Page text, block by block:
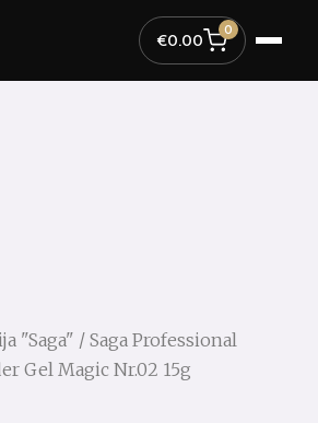
€0.00
0
"Saga" / Saga Professional
Gel Magic Nr.02 15g